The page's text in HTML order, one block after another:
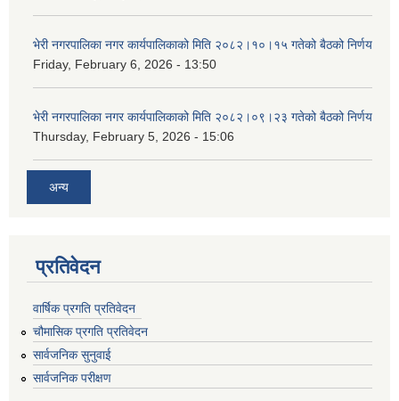
भेरी नगरपालिका नगर कार्यपालिकाको मिति २०८२।१०।१५ गतेको बैठको निर्णय
Friday, February 6, 2026 - 13:50
भेरी नगरपालिका नगर कार्यपालिकाको मिति २०८२।०९।२३ गतेको बैठको निर्णय
Thursday, February 5, 2026 - 15:06
अन्य
प्रतिवेदन
वार्षिक प्रगति प्रतिवेदन
चौमासिक प्रगति प्रतिवेदन
सार्वजनिक सुनुवाई
सार्वजनिक परीक्षण